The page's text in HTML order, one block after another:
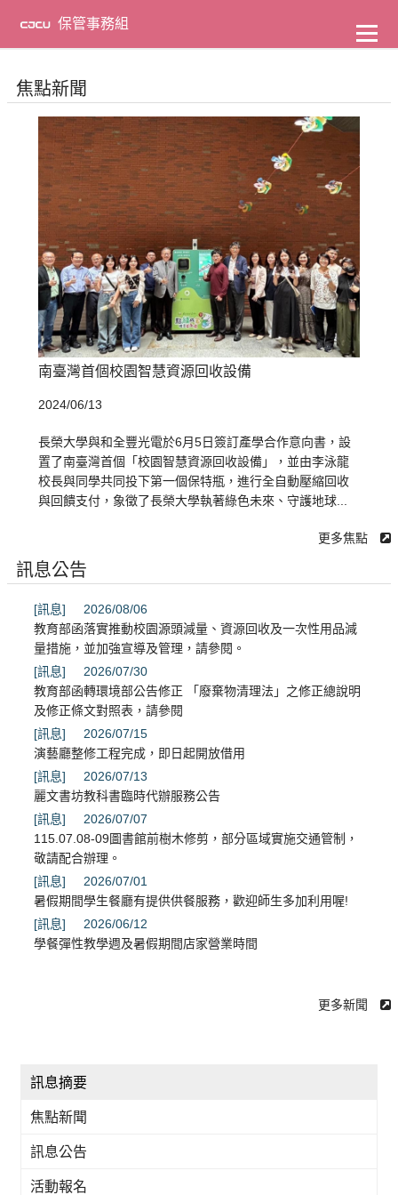
主
容
保管事務組
焦點新聞
南臺灣首個校園智慧資源回收設備
2024/06/13
長榮大學與和全豐光電於6月5日簽訂產學合作意向書，設
置了南臺灣首個「校園智慧資源回收設備」，並由李泳龍
校長與同學共同投下第一個保特瓶，進行全自動壓縮回收
與回饋支付，象徵了長榮大學執著綠色未來、守護地球...
更多焦點
訊息公告
[訊息]
2026/08/06
教育部函落實推動校園源頭減量、資源回收及一次性用品減
量措施，並加強宣導及管理，請參閱。
[訊息]
2026/07/30
教育部函轉環境部公告修正 「廢棄物清理法」之修正總說明
及修正條文對照表，請參閱
[訊息]
2026/07/15
演藝廳整修工程完成，即日起開放借用
[訊息]
2026/07/13
麗文書坊教科書臨時代辦服務公告
[訊息]
2026/07/07
115.07.08-09圖書館前樹木修剪，部分區域實施交通管制，
敬請配合辦理。
[訊息]
2026/07/01
暑假期間學生餐廳有提供供餐服務，歡迎師生多加利用喔!
[訊息]
2026/06/12
學餐彈性教學週及暑假期間店家營業時間
更多新聞
訊息摘要
焦點新聞
訊息公告
活動報名